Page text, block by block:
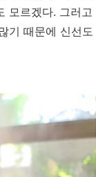
모르겠다. 그러고
기 때문에 신선도